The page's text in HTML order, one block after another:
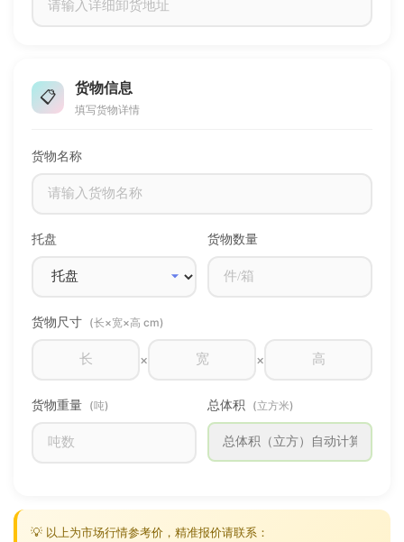
📋 货物信息
填写货物详情
货物名称
托盘 货物数量
货物尺寸 (长×宽×高 cm)
× ×
货物重量 (吨) 总体积 (立方米)
💡 以上为市场行情参考价，精准报价请联系：